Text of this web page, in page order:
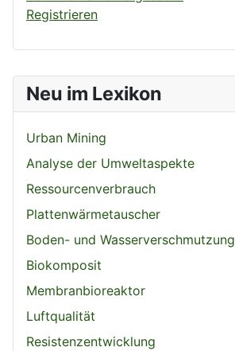
Neu im Lexikon
Urban Mining
Analyse der Umweltaspekte
Ressourcenverbrauch
Plattenwärmetauscher
Boden- und Wasserverschmutzung
Biokomposit
Membranbioreaktor
Luftqualität
Resistenzentwicklung
Registrieren